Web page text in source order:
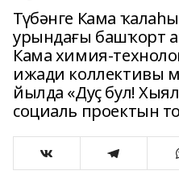
Түбәнге Кама
урындағы башҡорт
Кама химия-
ижади коллективы
йылда «Дуҫ бул!
социаль проектын